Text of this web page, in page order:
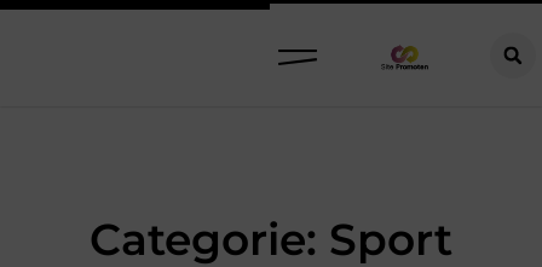
Categorie: Sport